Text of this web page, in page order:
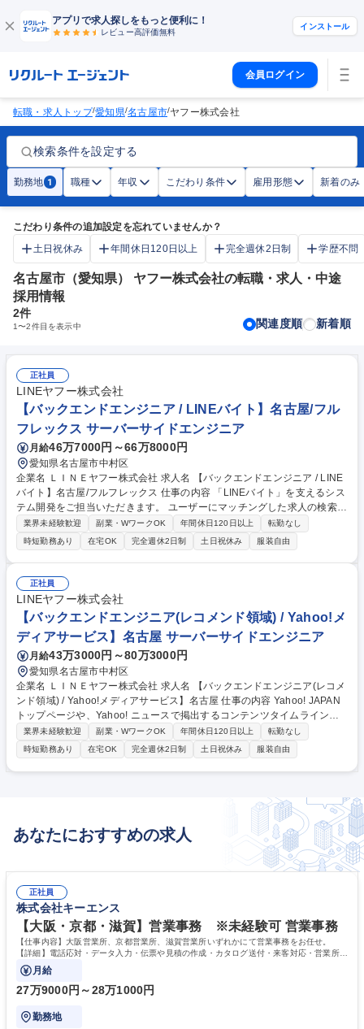
アプリで求人探しをもっと便利に！
レビュー高評価無料
インストール
会員ログイン
転職・求人トップ/愛知県/名古屋市/ヤフー株式会社
検索条件を設定する
勤務地 1 職種 年収 こだわり条件 雇用形態 新着のみ
こだわり条件の追加設定を忘れていませんか？
土日祝休み
年間休日120日以上 完全週休2日制 学歴不問
名古屋市（愛知県） ヤフー株式会社の転職・求人・中途
採用情報
2件
1〜2件目を表示中 関連度順 新着順
正社員
LINEヤフー株式会社
【バックエンドエンジニア / LINEバイト】名古屋/フル
フレックス サーバーサイドエンジニア
月給46万7000円～66万8000円
愛知県名古屋市中村区
企業名 ＬＩＮＥヤフー株式会社 求人名 【バックエンドエンジニア / LINE
バイト】名古屋/フルフレックス 仕事の内容 「LINEバイト」を支えるシス
テム開発をご担当いただきます。 ユーザーにマッチングした求人の検索や
求人掲載など幅広い技術領域にチャレンジいただけます。 配属後はバック
エンドからご担当いただく想定ですが、意欲次第ではWebフロントエンド
の開発にもチャレンジいただくことが出来ます。 【主な業務内容】 ■新規
機能や既存機能改善におけるシステム開発・保守業務 ■企画、デザインチ
ームとの要件定義 ■設計レビュー・コードレビューによる品質担保 募集職
種 【バックエンドエンジニア / LINEバイト】名古屋/フルフレックス
業界未経験歓迎 副業・WワークOK 年間休日120日以上
転勤なし
時短勤務あり
在宅OK 完全週休2日制 土日祝休み 服装自由
正社員
LINEヤフー株式会社
【バックエンドエンジニア(レコメンド領域) / Yahoo!メ
ディアサービス】名古屋 サーバーサイドエンジニア
月給43万3000円～80万3000円
愛知県名古屋市中村区
企業名 ＬＩＮＥヤフー株式会社 求人名 【バックエンドエンジニア(レコメ
ンド領域) / Yahoo!メディアサービス】名古屋 仕事の内容 Yahoo! JAPAN
トップページや、Yahoo! ニュースで掲出するコンテンツタイムラインの
コンテンツプラットフォームや、レコメンドシステムと、そのベースとな
るデータパイプラインの開発、運用を担当いただきます。 検索エンジンと
組み合わせ、機械学習エンジニアと協業した高度な配信ロジックを、大規
模トラフィックに適用可能なレコメンドシステム・データパイプラインの
発業務全般■サービス相談受け付け、ニーズ汲み取り、施策提案■サービス
向け環境構築/システム運用■設計レビュー・コードレビューを通じた品質
の担保/アーキテクチャ改善といったプロダクト改善 募集職種 【バックエ
ンドエンジニア(レコメンド領域) / Yahoo!メディアサービス】名古屋
業界未経験歓迎 副業・WワークOK 年間休日120日以上
転勤なし
時短勤務あり
在宅OK 完全週休2日制 土日祝休み 服装自由
あなたにおすすめの求人
正社員
株式会社キーエンス
【大阪・京都・滋賀】営業事務 ※未経験可 営業事務
【仕事内容】大阪営業所、京都営業所、滋賀営業所いずれかにて営業事務をお任せ。
【詳細】電話応対・データ入力・伝票や見積の作成・カタログ送付・来客対応・営業所内
で発生する事務業務や業務改善をお任せ。
月給
27万9000円～28万1000円
勤務地